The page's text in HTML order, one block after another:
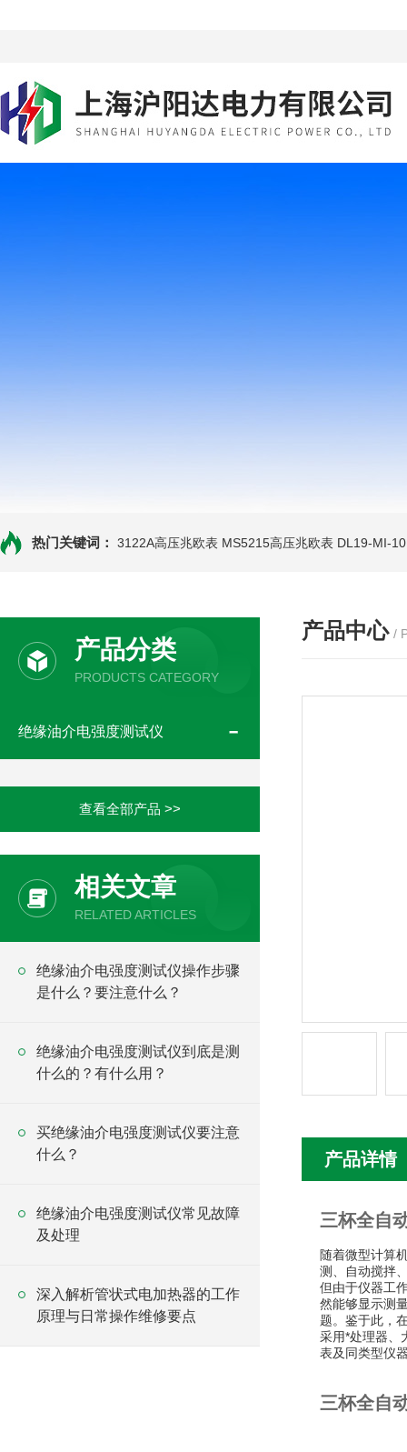
热门关键词： 3122A高压兆欧表 MS5215高压兆欧表 DL19-MI-
产品分类
PRODUCTS CATEGORY
绝缘油介电强度测试仪
查看全部产品 >>
相关文章
RELATED ARTICLES
绝缘油介电强度测试仪操作步骤
是什么？要注意什么？
绝缘油介电强度测试仪到底是测
什么的？有什么用？
买绝缘油介电强度测试仪要注意
什么？
绝缘油介电强度测试仪常见故障
及处理
深入解析管状式电加热器的工作
原理与日常操作维修要点
产品中心 /
产品详情
三杯全自
随着微型计算
测、自动搅拌
但由于仪器工
然能够显示测
题。鉴于此，
采用*处理器、
表及同类型仪
三杯全自